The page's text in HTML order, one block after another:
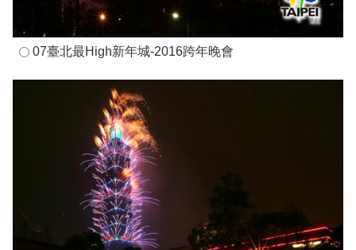
07臺北最High新年城-2016跨年晚會